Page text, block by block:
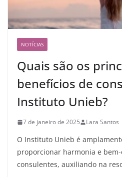
NOTÍCIAS
Quais são os
benefícios de
Instituto Unieb?
7 de janeiro de 2025 Lara Santos
O Instituto Unieb é
proporcionar harmonia e
consulentes, auxiliando na